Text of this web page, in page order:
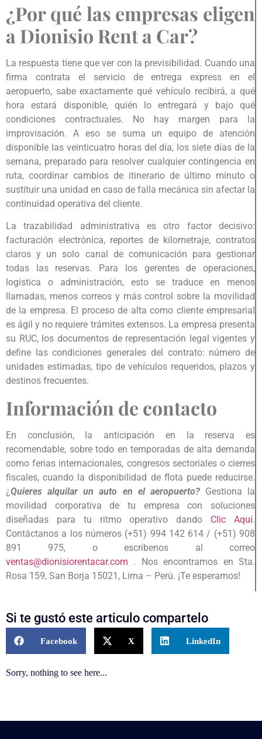
¿Por qué las empresas eligen
a Dionisio Rent a Car?
La respuesta tiene que ver con la previsibilidad. Cuando una
firma contrata el servicio de entrega express en el
aeropuerto, sabe exactamente qué vehículo recibirá, a qué
hora estará disponible, quién lo entregará y bajo qué
condiciones contractuales. No hay margen para la
improvisación. A eso se suma un equipo de atención
disponible las veinticuatro horas del día, los siete días de la
semana, preparado para resolver cualquier contingencia en
ruta, coordinar cambios de itinerario de último minuto o
sustituir una unidad en caso de falla mecánica sin afectar la
continuidad operativa del cliente.
La trazabilidad administrativa es otro factor decisivo:
facturación electrónica, reportes de kilometraje, contratos
claros y un solo canal de comunicación para gestionar
todas las reservas. Para los gerentes de operaciones,
logística o administración, esto se traduce en menos
llamadas, menos correos y más control sobre la movilidad
de la empresa. El proceso de alta como cliente empresarial
es ágil y no requiere trámites extensos. La empresa presenta
su RUC, los documentos de representación legal vigentes y
define las condiciones generales del contrato: número de
unidades estimadas, tipo de vehículos requeridos, plazos y
destinos frecuentes.
Información de contacto
En conclusión, la anticipación en la reserva es
recomendable, sobre todo en temporadas de alta demanda
como ferias internacionales, congresos sectoriales o cierres
fiscales, cuando la disponibilidad de flota puede reducirse.
¿Quieres alquilar un auto en el aeropuerto?Gestiona la
movilidad corporativa de tu empresa con soluciones
diseñadas para tu ritmo operativo dando Clic Aquí.
Contáctanos a los números (+51) 994 142 614 / (+51) 908
891 975, o escríbenos al correo
ventas@dionisiorentacar.com . Nos encontramos en Sta.
Rosa 159, San Borja 15021, Lima – Perú. ¡Te esperamos!
Si te gustó este articulo compartelo
Facebook X LinkedIn
Sorry, nothing to see here...